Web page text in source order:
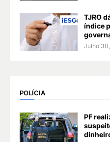
TJRO
índice
Julho
POLÍCIA
PF